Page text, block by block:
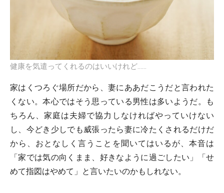
健康を気遣ってくれるのはいいけれど……
家はくつろぐ場所だから、妻にああだこうだと言われた
くない。本心ではそう思っている男性は多いようだ。も
ちろん、家庭は夫婦で協力しなければやっていけない
し、今どき少しでも威張ったら妻に冷たくされるだけだ
から、おとなしく言うことを聞いてはいるが、本音は
「家では気の向くまま、好きなように過ごしたい」「せ
めて指図はやめて」と言いたいのかもしれない。